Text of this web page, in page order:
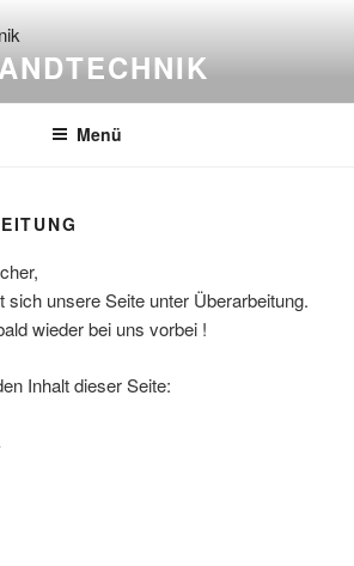
Menü
sich unsere Seite unter Überarbeitung.
wieder bei uns vorbei !
Inhalt dieser Seite: